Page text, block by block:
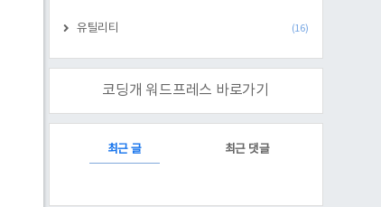
유틸리티 (16)
코딩개 워드프레스 바로가기
RECENTLY최근 글 최근 댓글